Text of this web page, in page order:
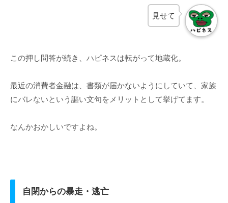
見せて
この押し問答が続き、ハピネスは転がって地蔵化。
最近の消費者金融は、書類が届かないようにしていて、家族
にバレないという謳い文句をメリットとして挙げてます。
なんかおかしいですよね。
自閉からの暴走・逃亡